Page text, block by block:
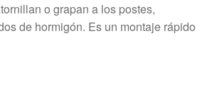
o grapan a los postes,
de hormigón. Es un montaje rápido